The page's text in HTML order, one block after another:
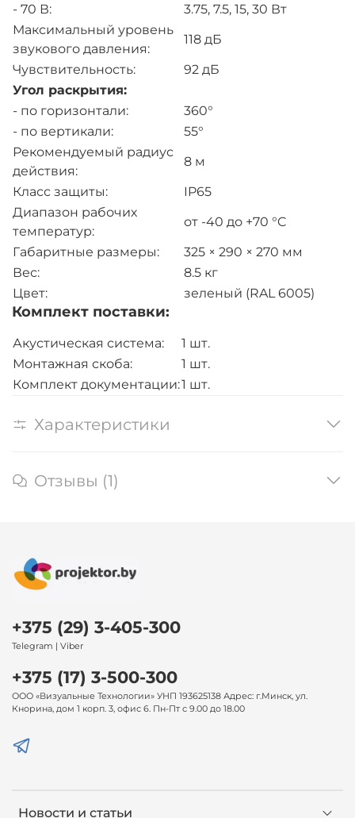
- 70 В:
3.75, 7.5, 15, 30 Вт
Максимальный уровень
звукового давления:
118 дБ
Чувствительность:
92 дБ
Угол раскрытия:
- по горизонтали:
360°
- по вертикали:
55°
Рекомендуемый радиус
действия:
8 м
Класс защиты:
IP65
Диапазон рабочих
температур:
от -40 до +70 °C
Габаритные размеры:
325 × 290 × 270 мм
Вес:
8.5 кг
Цвет:
зеленый (RAL 6005)
Комплект поставки:
Акустическая система:
1 шт.
Монтажная скоба:
1 шт.
Комплект документации:1 шт.
Характеристики
Отзывы (1)
Новости и статьи
+375 (29) 3-405-300
Telegram | Viber
+375 (17) 3-500-300
ООО «Визуальные Технологии» УНП 193625138 Адрес: г.Минск, ул.
Кнорина, дом 1 корп. 3, офис 6. Пн-Пт с 9.00 до 18.00